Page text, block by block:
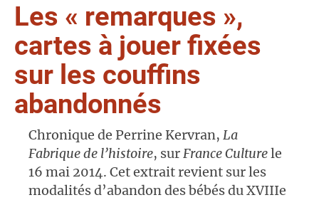
Les « remarques »,
cartes à jouer fixées
sur les couffins
abandonnés
Chronique de Perrine Kervran, La
Fabrique de l’histoire, surFrance Culturele
16 mai 2014. Cet extrait revient sur les
modalités d’abandon des bébés du XVIIIe